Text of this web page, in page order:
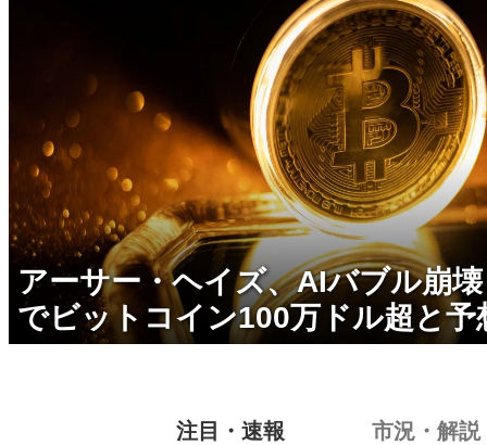
アーサー・ヘイズ、AIバブル崩
でビットコイン100万ドル超と予
注目・速報 市況・解説